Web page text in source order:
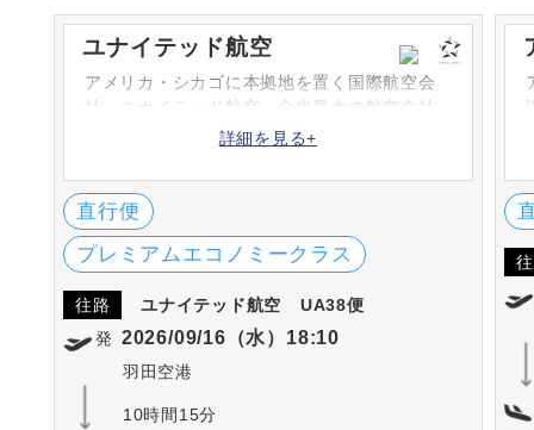
ユナイテッド航空
アメリカ・シカゴに本拠地を置く国際航空会
社・ユナイテッド航空。全米最大の航空会社
であり、スターアライアンスの中心的な航空
とのコードシェア便を運航しています。
詳細を見る+
直行便
プレミアムエコノミークラス
往路 ユナイテッド航空
UA38便
発 2026/09/16（水）18:10
羽田空港
10時間15分